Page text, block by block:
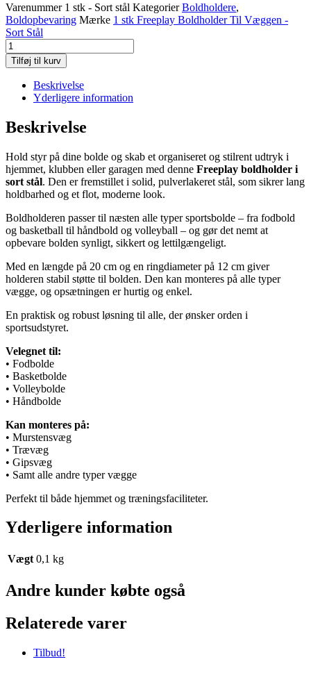
Varenummer 1 stk - Sort stål Kategorier Boldholdere,
Boldopbevaring Mærke 1 stk Freeplay Boldholder Til Væggen -
Sort Stål
1
stk
Freeplay
Boldholder
Væggen
-
Sort
antal
Tilføj til kurv
Beskrivelse
Yderligere information
Beskrivelse
Hold styr på dine bolde og skab et organiseret og stilrent udtryk i
hjemmet, klubben eller garagen med denne Freeplay boldholder i
sort stål. Den er fremstillet i solid, pulverlakeret stål, som sikrer lang
holdbarhed og et flot, moderne look.
Boldholderen passer til næsten alle typer sportsbolde – fra fodbold
og basketball til håndbold og volleyball – og gør det nemt at
opbevare bolden synligt, sikkert og lettilgængeligt.
Med en længde på 20 cm og en ringdiameter på 12 cm giver
holderen stabil støtte til bolden. Den kan monteres på alle typer
vægge, og opsætningen er hurtig og enkel.
En praktisk og robust løsning til alle, der ønsker orden i
sportsudstyret.
Velegnet til:
• Fodbolde
• Basketbolde
• Volleybolde
• Håndbolde
Kan monteres på:
• Murstensvæg
• Trævæg
• Gipsvæg
• Samt alle andre typer vægge
Perfekt til både hjemmet og træningsfaciliteter.
Yderligere information
Vægt 0,1 kg
Andre kunder købte også
Relaterede varer
Tilbud!